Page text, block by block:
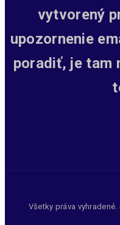
vytvorený
upozornenie
poradiť, je tam
Všetky práva